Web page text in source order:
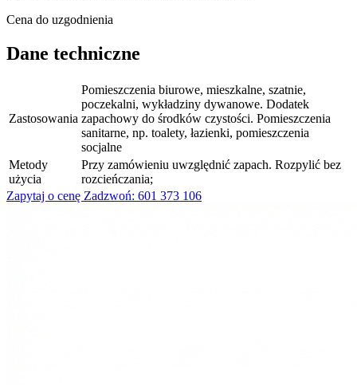
Cena do uzgodnienia
Dane techniczne
Zastosowania
Pomieszczenia biurowe, mieszkalne, szatnie,
poczekalni, wykładziny dywanowe. Dodatek
zapachowy do środków czystości. Pomieszczenia
sanitarne, np. toalety, łazienki, pomieszczenia
socjalne
Metody
użycia
Przy zamówieniu uwzględnić zapach. Rozpylić bez
rozcieńczania;
Zapytaj o cenę Zadzwoń: 601 373 106